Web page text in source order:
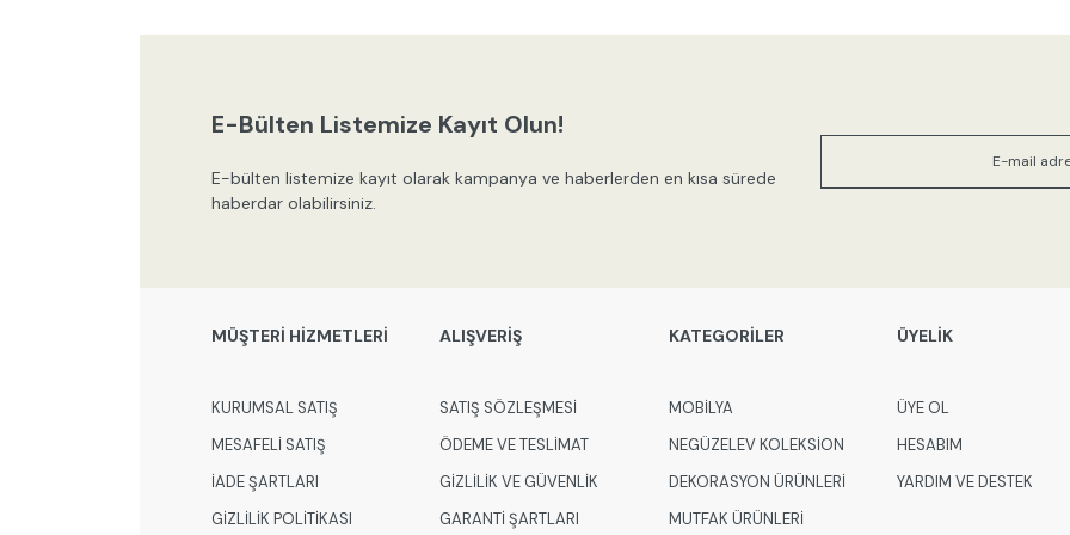
Ürün fiyatı diğer sitelerden daha
E-Bülten Listemize Kayıt Olun!
E-bülten listemize kayıt olarak kampanya ve haberlerden en kısa sürede
haberdar olabilirsiniz.
MÜŞTERİ HİZMETLERİ
KURUMSAL SATIŞ
MESAFELİ SATIŞ
İADE ŞARTLARI
GİZLİLİK POLİTİKASI
ALIŞVERİŞ
SATIŞ SÖZLEŞMESİ
ÖDEME VE TESLİMAT
GİZLİLİK VE GÜVENLİK
GARANTİ ŞARTLARI
KATEGORİLER
MOBİLYA
NEGÜZELEV KOLEKSİON
DEKORASYON ÜRÜNLERİ
MUTFAK ÜRÜNLERİ
ÜYELİK
ÜYE OL
HESABIM
YARDIM VE DESTEK